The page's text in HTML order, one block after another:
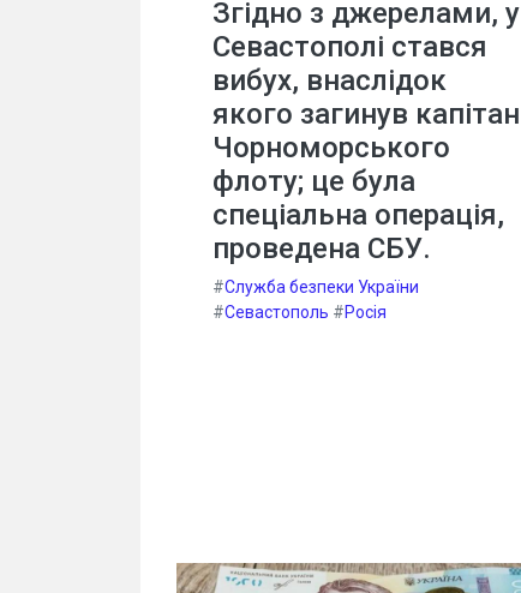
Згідно з джерелами, у
Севастополі стався
вибух, внаслідок
якого загинув капітан
Чорноморського
флоту; це була
спеціальна операція,
проведена СБУ.
#Служба безпеки України
#Севастополь #Росія